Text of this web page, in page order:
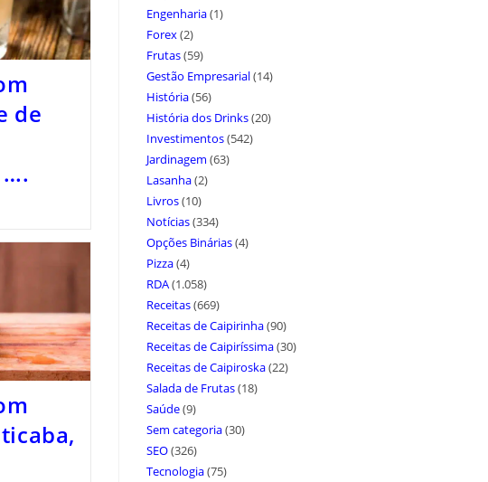
de
….
Engenharia(1)
Forex(2)
Frutas(59)
Gestão Empresarial(14)
História(56)
História dos Drinks(20)
Investimentos(542)
Jardinagem (63)
Lasanha(2)
Livros(10)
Notícias(334)
Opções Binárias(4)
Pizza(4)
RDA(1.058)
Receitas(669)
Receitas de Caipirinha(90)
Receitas de Caipiríssima(30)
Receitas de Caipiroska(22)
Salada de Frutas(18)
Saúde(9)
Sem categoria(30)
SEO(326)
Tecnologia(75)